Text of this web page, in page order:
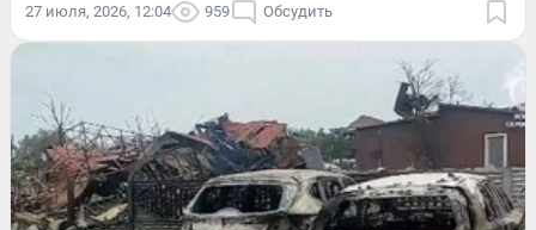
27 июля, 2026, 12:04 959 Обсудить